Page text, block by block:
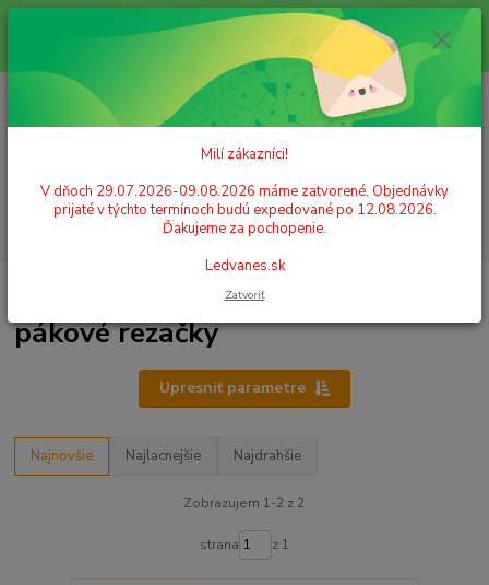
Milí zákazníci! V dňoch 29.07.2026-09.08.2026 máme zatvorené.
Objednávky prijaté v týchto termínoch budú expedované po 12.08.2026.
Ďakujeme za pochopenie. Ledvanes.sk
+421 908 755 958
Po. - Pia. od 9:00 hod. - 16:00 hod.
za0,00 EUR
pákové rezačky
Upresniť parametre
Najnovšie Najlacnejšie Najdrahšie
Zobrazujem 1-2 z 2
strana z 1
Milí zákazníci!
V dňoch 29.07.2026-09.08.2026 máme zatvorené. Objednávky
prijaté v týchto termínoch budú expedované po 12.08.2026.
Ďakujeme za pochopenie.
Ledvanes.sk
Zatvoriť